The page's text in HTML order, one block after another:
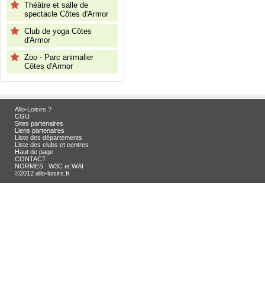
Théâtre et salle de
spectacle Côtes d'Armor
Club de yoga Côtes
d'Armor
Zoo - Parc animalier
Côtes d'Armor
Allo-Loisirs ?
CGU
Sites partenaires
Liens partenaires
Liste des départements
Liste des clubs et centres
Haut de page
CONTACT
NORMES : W3C et WAI
©2012 allo-loisirs.fr